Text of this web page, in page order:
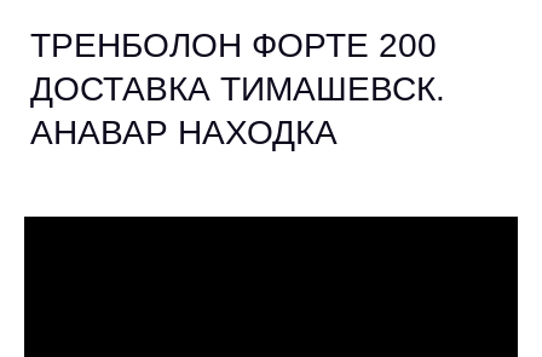
ТРЕНБОЛОН ФОРТЕ 200
ДОСТАВКА ТИМАШЕВСК.
АНАВАР НАХОДКА